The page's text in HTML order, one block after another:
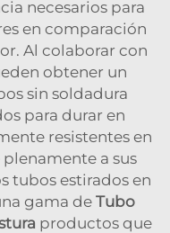
necesarios para
en comparación
Al colaborar con
obtener un
sin soldadura
para durar en
resistentes en
a sus
tubos estirados en
gama de Tubo
productos que